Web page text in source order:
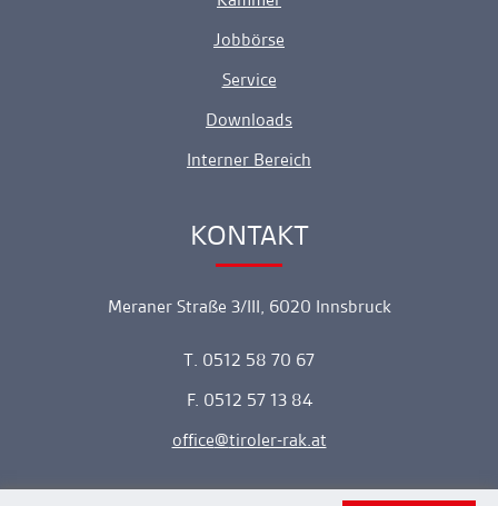
Jobbörse
Service
Downloads
Interner Bereich
Ankerlink
KONTAKT
Meraner Straße 3/III, 6020 Innsbruck
T. 0512 58 70 67
F. 0512 57 13 84
office
tiroler-rak.at